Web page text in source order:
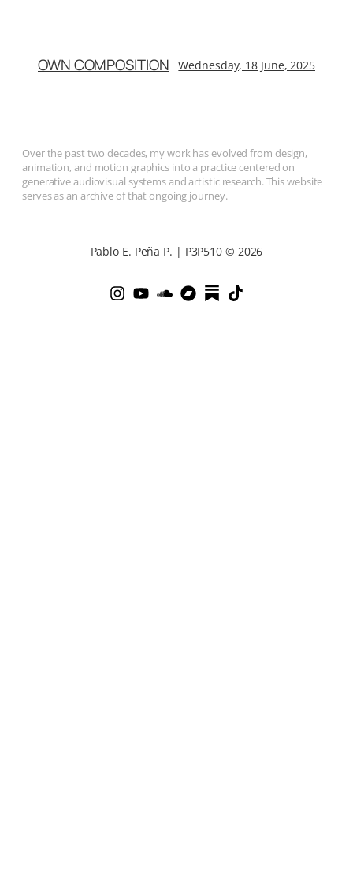
OWN COMPOSITION Wednesday, 18 June, 2025
Over the past two decades, my work has evolved from design,
animation, and motion graphics into a practice centered on
generative audiovisual systems and artistic research. This website
serves as an archive of that ongoing journey.
Pablo E. Peña P. | P3P510 © 2026